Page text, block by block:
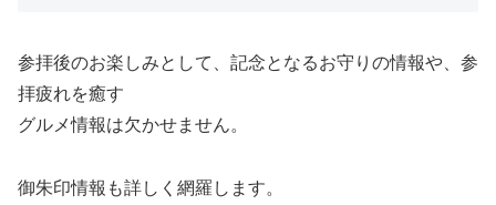
参拝後のお楽しみとして、記念となるお守りの情報や、参
拝疲れを癒す
グルメ情報は欠かせません。
御朱印情報も詳しく網羅します。